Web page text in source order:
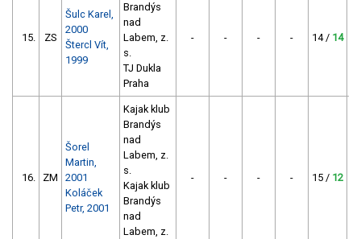
15. ZS
Šulc Karel,
2000
Štercl Vít,
1999
Brandýs
nad
Labem, z.
s.
TJ Dukla
Praha
- - - - 14 / 14
16. ZM
Šorel
Martin,
2001
Koláček
Petr, 2001
Kajak klub
Brandýs
nad
Labem, z.
s.
Kajak klub
Brandýs
nad
Labem, z.
- - - - 15 / 12